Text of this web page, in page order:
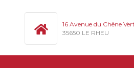
16 Avenue du Chêne Vert
35650 LE RHEU